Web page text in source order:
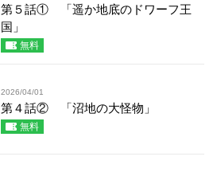
第５話① 「遥か地底のドワーフ王
国」
無料
2026/04/01
第４話② 「沼地の大怪物」
無料